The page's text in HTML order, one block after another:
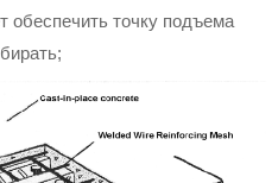
обеспечить точку подъема